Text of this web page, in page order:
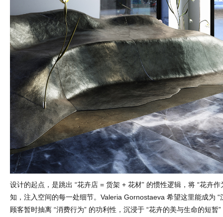
设计的起点，是跳出 “花卉店 = 货架 + 花材” 的惯性逻辑，将 “花卉作
知，注入空间的每一处细节。Valeria Gornostaeva 希望这里能成为
顾客暂时抽离 “消费行为” 的功利性，沉浸于 “花卉的美与生命的短暂